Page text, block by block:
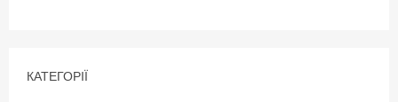
КАТЕГОРІЇ